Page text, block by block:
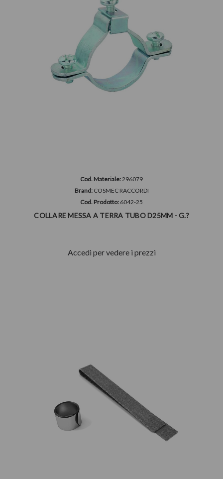
Cod. Materiale:296079
Brand: COSMEC RACCORDI
Cod. Prodotto: 6042-25
COLLARE MESSA A TERRA TUBO D25MM - G.?
Accedi per vedere i prezzi